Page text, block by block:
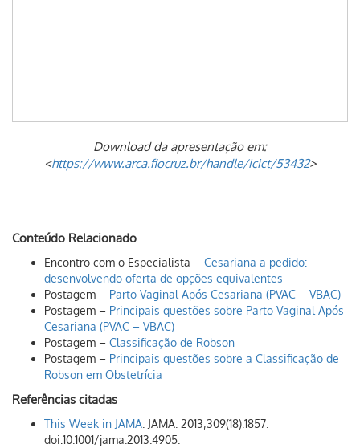
Download da apresentação em:
<https://www.arca.fiocruz.br/handle/icict/53432>
Conteúdo Relacionado
Encontro com o Especialista – Cesariana a pedido:
desenvolvendo oferta de opções equivalentes
Postagem – Parto Vaginal Após Cesariana (PVAC – VBAC)
Postagem – Principais questões sobre Parto Vaginal Após
Cesariana (PVAC – VBAC)
Postagem – Classificação de Robson
Postagem – Principais questões sobre a Classificação de
Robson em Obstetrícia
Referências citadas
This Week in JAMA . JAMA. 2013;309(18):1857.
doi:10.1001/jama.2013.4905.